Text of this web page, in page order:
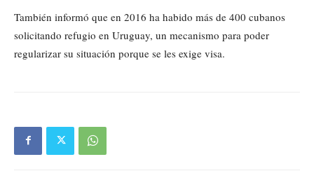
También informó que en 2016 ha habido más de 400 cubanos
solicitando refugio en Uruguay, un mecanismo para poder
regularizar su situación porque se les exige visa.